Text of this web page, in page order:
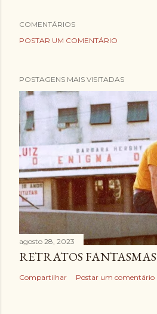
COMENTÁRIOS
POSTAR UM COMENTÁRIO
POSTAGENS MAIS VISITADAS
agosto 28, 2023
RETRATOS FANTASMAS
Compartilhar Postar um comentário